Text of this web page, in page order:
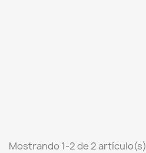
Mostrando 1-2 de 2 artículo(s)